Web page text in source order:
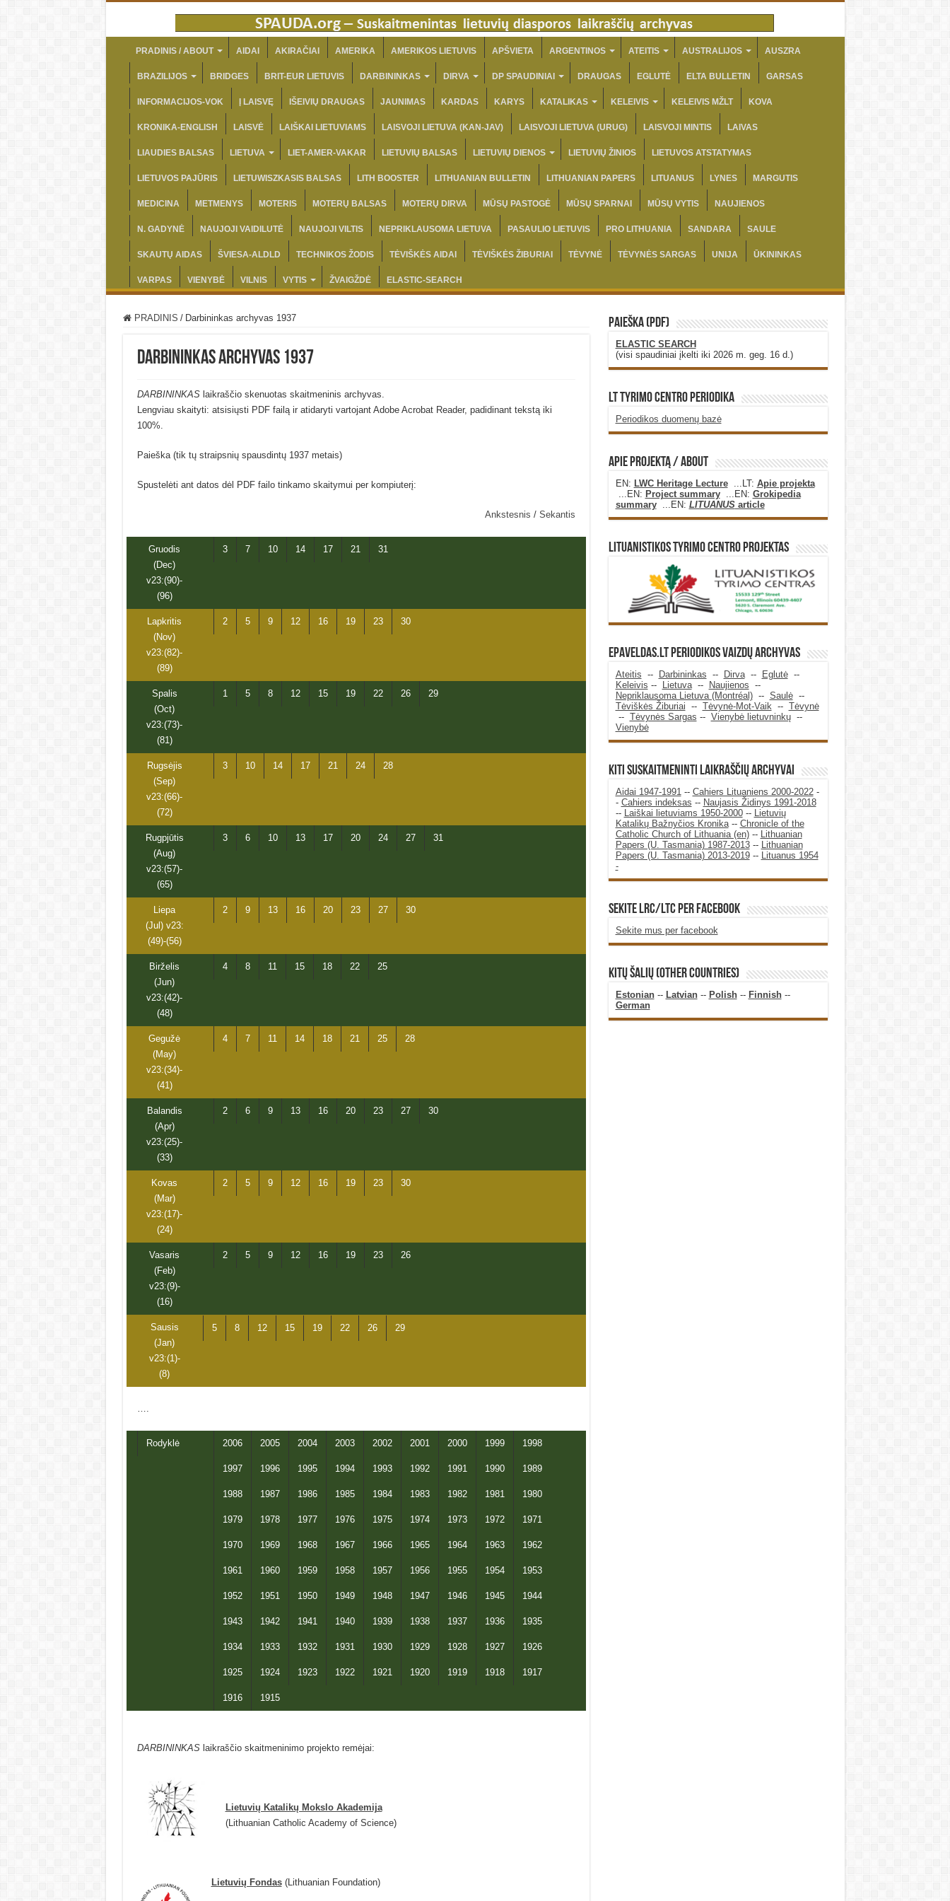
PRADINIS / ABOUT AIDAI AKIRAČIAI AMERIKA AMERIKOS LIETUVIS APŠVIETA ARGENTINOS ATEITIS AUSTRALIJOS AUSZRA
BRAZILIJOS BRIDGES BRIT-EUR LIETUVIS DARBININKAS DIRVA DP SPAUDINIAI DRAUGAS EGLUTĖ ELTA BULLETIN GARSAS
INFORMACIJOS-VOK Į LAISVĘ IŠEIVIŲ DRAUGAS JAUNIMAS KARDAS KARYS KATALIKAS KELEIVIS KELEIVIS MŽLT KOVA
KRONIKA-ENGLISH LAISVĖ LAIŠKAI LIETUVIAMS LAISVOJI LIETUVA (KAN-JAV) LAISVOJI LIETUVA (URUG) LAISVOJI MINTIS LAIVAS
LIAUDIES BALSAS LIETUVA LIET-AMER-VAKAR LIETUVIŲ BALSAS LIETUVIŲ DIENOS LIETUVIŲ ŽINIOS LIETUVOS ATSTATYMAS
LIETUVOS PAJŪRIS LIETUWISZKASIS BALSAS LITH BOOSTER LITHUANIAN BULLETIN LITHUANIAN PAPERS LITUANUS LYNES MARGUTIS
MEDICINA METMENYS MOTERIS MOTERŲ BALSAS MOTERŲ DIRVA MŪSŲ PASTOGĖ MŪSŲ SPARNAI MŪSŲ VYTIS NAUJIENOS
N. GADYNĖ NAUJOJI VAIDILUTĖ NAUJOJI VILTIS NEPRIKLAUSOMA LIETUVA PASAULIO LIETUVIS PRO LITHUANIA SANDARA SAULE
SKAUTŲ AIDAS ŠVIESA-ALDLD TECHNIKOS ŽODIS TĖVIŠKĖS AIDAI TĖVIŠKĖS ŽIBURIAI TĖVYNĖ TĖVYNĖS SARGAS UNIJA ŪKININKAS
VARPAS VIENYBĖ VILNIS VYTIS ŽVAIGŽDĖ ELASTIC-SEARCH
PRADINIS / Darbininkas archyvas 1937
Darbininkas archyvas 1937
DARBININKASlaikraščio skenuotas skaitmeninis archyvas.
Lengviau skaityti: atsisiųsti PDF failą ir atidaryti vartojant Adobe Acrobat Reader, padidinant tekstą iki
100%.
Paieška (tik tų straipsnių spausdintų 1937 metais)
Spustelėti ant datos dėl PDF failo tinkamo skaitymui per kompiuterį:
Ankstesnis / Sekantis
Gruodis
(Dec)
v23:(90)-
(96)
3 7 10 14 17 21 31
Lapkritis
(Nov)
v23:(82)-
(89)
2 5 9 12 16 19 23 30
Spalis
(Oct)
v23:(73)-
(81)
1 5 8 12 15 19 22 26 29
Rugsėjis
(Sep)
v23:(66)-
(72)
3 10 14 17 21 24 28
Rugpjūtis
(Aug)
v23:(57)-
(65)
3 6 10 13 17 20 24 27 31
Liepa
(Jul) v23:
(49)-(56)
2 9 13 16 20 23 27 30
Birželis
(Jun)
v23:(42)-
(48)
4 8 11 15 18 22 25
Gegužė
(May)
v23:(34)-
(41)
4 7 11 14 18 21 25 28
Balandis
(Apr)
v23:(25)-
(33)
2 6 9 13 16 20 23 27 30
Kovas
(Mar)
v23:(17)-
(24)
2 5 9 12 16 19 23 30
Vasaris
(Feb)
v23:(9)-
(16)
2 5 9 12 16 19 23 26
Sausis
(Jan)
v23:(1)-
(8)
5 8 12 15 19 22 26 29
….
Rodyklė 2006 2005 2004 2003 2002 2001 2000 1999 1998
1997 1996 1995 1994 1993 1992 1991 1990 1989
1988 1987 1986 1985 1984 1983 1982 1981 1980
1979 1978 1977 1976 1975 1974 1973 1972 1971
1970 1969 1968 1967 1966 1965 1964 1963 1962
1961 1960 1959 1958 1957 1956 1955 1954 1953
1952 1951 1950 1949 1948 1947 1946 1945 1944
1943 1942 1941 1940 1939 1938 1937 1936 1935
1934 1933 1932 1931 1930 1929 1928 1927 1926
1925 1924 1923 1922 1921 1920 1919 1918 1917
1916 1915
DARBININKASlaikraščio skaitmeninimo projekto remėjai:
Lietuvių Katalikų Mokslo Akademija
(Lithuanian Catholic Academy of Science)
Lietuvių Fondas(Lithuanian Foundation)
PAIEŠKA (PDF)
ELASTIC SEARCH
(visi spaudiniai įkelti iki 2026 m. geg. 16 d.)
LT Tyrimo Centro Periodika
Periodikos duomenų bazė
Apie projektą / About
EN: LWC Heritage Lecture...LT: Apie projekta
...EN: Project summary...EN: Grokipedia
summary...EN: LITUANUSarticle
Lituanistikos Tyrimo Centro Projektas
Epaveldas.LT periodikos vaizdų archyvas
Ateitis -- Darbininkas -- Dirva-- Eglutė--
Keleivis -- Lietuva-- Naujienos --
Nepriklausoma Lietuva (Montréal)-- Saulė--
Tėviškės Žiburiai -- Tėvynė-Mot-Vaik -- Tėvynė
-- Tėvynės Sargas -- Vienybė lietuvninkų--
Vienybė
KITI SUSKAITMENINTI LAIKRAŠČIŲ ARCHYVAI
Aidai 1947-1991 -- Cahiers Lituaniens 2000-2022-
- Cahiers indeksas -- Naujasis Židinys 1991-2018
-- Laiškai lietuviams 1950-2000-- Lietuvių
Katalikų Bažnyčios Kronika-- Chronicle of the
Catholic Church of Lithuania (en)-- Lithuanian
Papers (U. Tasmania) 1987-2013-- Lithuanian
Papers (U. Tasmania) 2013-2019-- Lituanus 1954
-
SEKITE LRC/LTC PER FACEBOOK
Sekite mus per facebook
KITŲ ŠALIŲ (OTHER COUNTRIES)
Estonian-- Latvian-- Polish-- Finnish--
German